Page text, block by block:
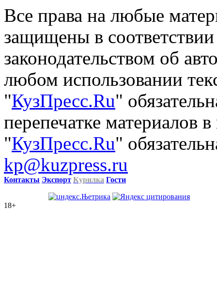
Все права на любые
защищены в
законодательством об
любом использовании
"КузПресс.Ru"
перепечатке материалов
"КузПресс.Ru"
kp@kuzpress.ru
Контакты Экспорт Курилка Гости
18+